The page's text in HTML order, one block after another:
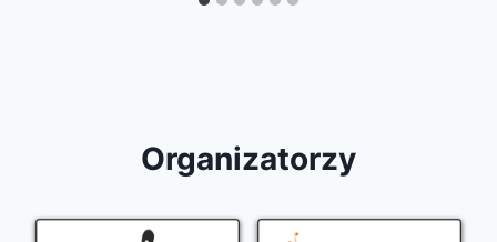
Organizatorzy